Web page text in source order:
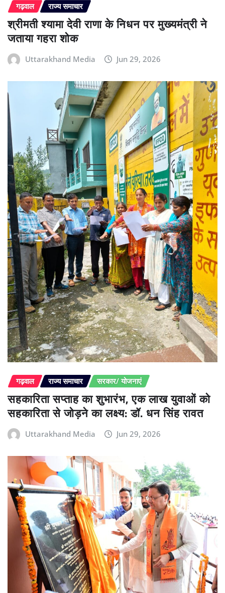
गढ़वाल राज्य समाचार
श्रीमती श्यामा देवी राणा के निधन पर मुख्यमंत्री ने
जताया गहरा शोक
Uttarakhand Media Jun 29, 2026
गढ़वाल राज्य समाचार सरकार/ योजनाएं
सहकारिता सप्ताह का शुभारंभ, एक लाख युवाओं को
सहकारिता से जोड़ने का लक्ष्य: डॉ. धन सिंह रावत
Uttarakhand Media Jun 29, 2026